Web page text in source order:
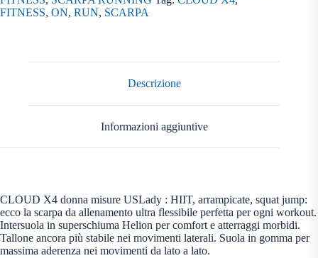
FITNESS, ON, RUN, SCARPA
Descrizione
Informazioni aggiuntive
CLOUD X4 donna misure USLady : HIIT, arrampicate, squat jump:
ecco la scarpa da allenamento ultra flessibile perfetta per ogni workout.
Intersuola in superschiuma Helion per comfort e atterraggi morbidi.
Tallone ancora più stabile nei movimenti laterali. Suola in gomma per
massima aderenza nei movimenti da lato a lato.